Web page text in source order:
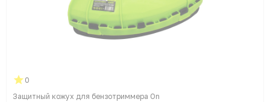
0
Защитный кожух для бензотриммера On